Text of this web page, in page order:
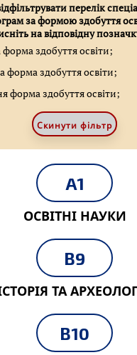
перелік
за формою здобуття
на відповідну
здобуття освіти;
форма здобуття освіти;
форма здобуття освіти;
Скинути фільтр
A1
ОСВІТНІ НАУКИ
B9
ТА
B10